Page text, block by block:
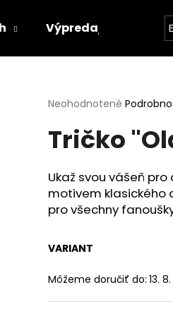
Výpredaj
Priemerné
produktu
z
5
hviezdičiek.
Neohodnotené
Tričko
Ukaž svou vášeň
motivem klasického
pro všechny
VARIANT
Môžeme doručiť do: 13.
HĽADAŤ
S HOUPACÍM